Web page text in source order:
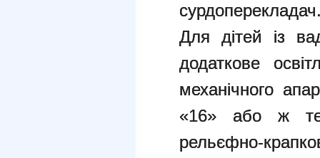
Для дітей із
додаткове
механічного
«16» або ж
рельєфно-